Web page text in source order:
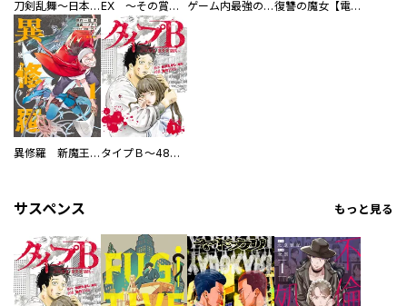
刀剣乱舞～日本号つれづれ酒～ EX ～その賞金稼ぎは、世界の出口を探す～【単行本版】 ゲーム内最強の『裏ボス』に転生したので、主人公の代わりに最速クリアを目指します！【電子単行本版】 復讐の魔女【電子単行本版】
異修羅 新魔王戦争 タイプＢ～48時間後、致死率100％～【単話】
サスペンス もっと見る